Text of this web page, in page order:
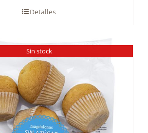
Detalles
Sin stock